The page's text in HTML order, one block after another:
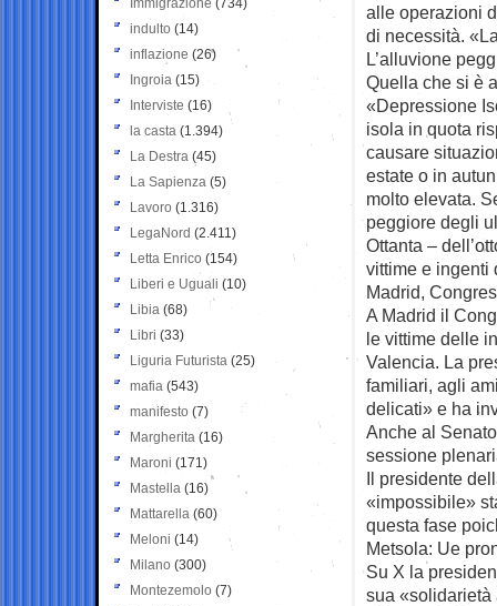
alle operazioni
di necessità.
L’alluvione
Quella che si è
«Depressione
isola in quota
causare
estate o in
molto elevata.
peggiore degli
Ottanta –
vittime e ingenti
Madrid,
A Madrid il
le vittime delle
Valencia. La
familiari, agli
delicati» e ha
Anche al
sessione
Il presidente
«impossibile»
questa fase
Metsola: Ue
Su X la
sua «solidarietà
Immigrazione (734)
indulto (14)
inflazione (26)
Ingroia (15)
Interviste (16)
la casta (1.394)
La Destra (45)
La Sapienza (5)
Lavoro (1.316)
LegaNord (2.411)
Letta Enrico (154)
Liberi e Uguali (10)
Libia (68)
Libri (33)
Liguria Futurista (25)
mafia (543)
manifesto (7)
Margherita (16)
Maroni (171)
Mastella (16)
Mattarella (60)
Meloni (14)
Milano (300)
Montezemolo (7)